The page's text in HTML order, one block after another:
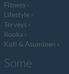
Fitness
Lifestyle
Terveys
Ruoka
Koti & Asuminen
Some